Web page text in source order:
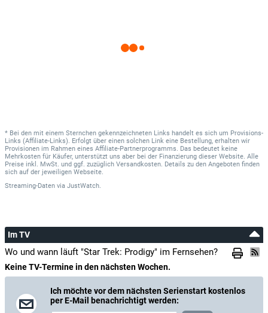
* Bei den mit einem Sternchen gekennzeichneten Links handelt es sich um Provisions-
Links (Affiliate-Links). Erfolgt über einen solchen Link eine Bestellung, erhalten wir
Provisionen im Rahmen eines Affiliate-Partnerprogramms. Das bedeutet keine
Mehrkosten für Käufer, unterstützt uns aber bei der Finanzierung dieser Website. Alle
Preise inkl. MwSt. und ggf. zuzüglich Versandkosten. Details zu den Angeboten finden
sich auf der jeweiligen Webseite.
Streaming-Daten via JustWatch.
Im TV
Wo und wann läuft "Star Trek: Prodigy" im Fernsehen?
Keine TV-Termine in den nächsten Wochen.
Ich möchte vor dem nächsten Serienstart kostenlos
per E-Mail benachrichtigt werden: